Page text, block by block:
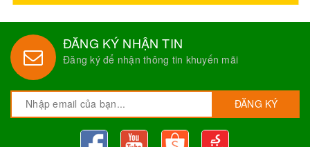
ĐĂNG KÝ NHẬN TIN
Đăng ký để nhận thông tin khuyến mãi
ĐĂNG KÝ